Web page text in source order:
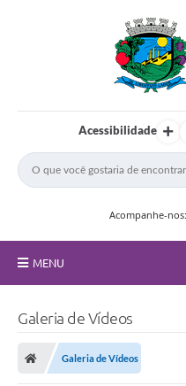
Acessibilidade
Acompanhe-nos:
MENU
Nossa Cidade
Galeria de Vídeos
Galeria de Vídeos